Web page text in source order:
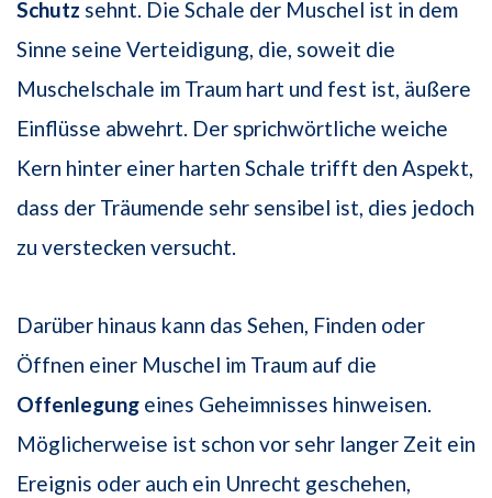
Schutz sehnt. Die Schale der Muschel ist in dem
Sinne seine Verteidigung, die, soweit die
Muschelschale im Traum hart und fest ist, äußere
Einflüsse abwehrt. Der sprichwörtliche weiche
Kern hinter einer harten Schale trifft den Aspekt,
dass der Träumende sehr sensibel ist, dies jedoch
zu verstecken versucht.
Darüber hinaus kann das Sehen, Finden oder
Öffnen einer Muschel im Traum auf die
Offenlegung eines Geheimnisses hinweisen.
Möglicherweise ist schon vor sehr langer Zeit ein
Ereignis oder auch ein Unrecht geschehen,